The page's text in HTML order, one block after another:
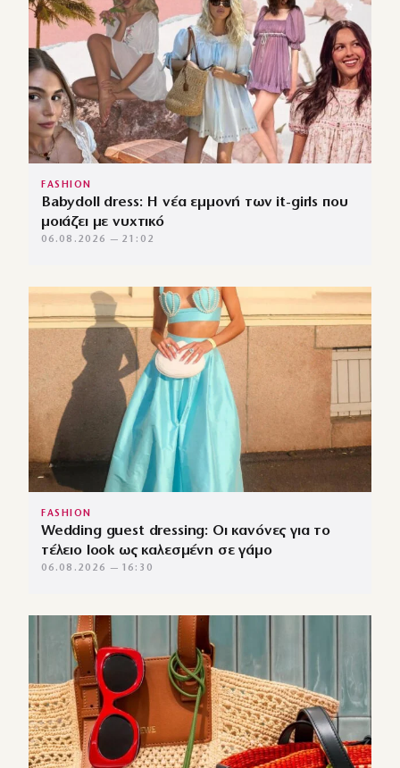
FASHION
Babydoll dress: Η νέα εμμονή των it-girls που
μοιάζει με νυχτικό
06.08.2026 — 21:02
FASHION
Wedding guest dressing: Οι κανόνες για το
τέλειο look ως καλεσμένη σε γάμο
06.08.2026 — 16:30